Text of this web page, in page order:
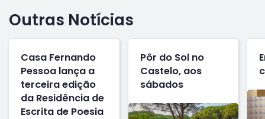
Outras Notícias
Casa Fernando
Pessoa lança a
terceira edição
da Residência de
Escrita de Poesia
Pôr do Sol no
Castelo, aos
sábados